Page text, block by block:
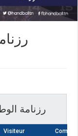
رزنامة
Visiteur